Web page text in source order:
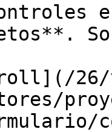
26/